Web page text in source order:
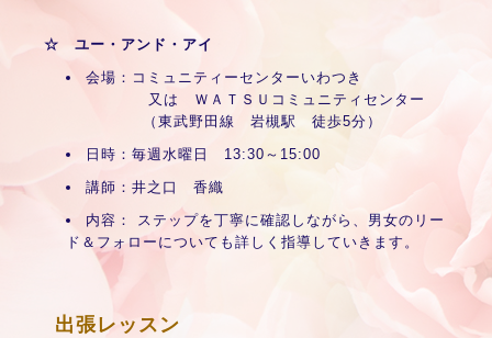
☆ ユー・アンド・アイ
会場：コミュニティーセンターいわつき
又は ＷＡＴＳＵコミュニティセンター
（東武野田線 岩槻駅 徒歩5分）
日時：毎週水曜日 13:30～15:00
講師：井之口 香織
内容： ステップを丁寧に確認しながら、男女のリー
ド＆フォローについても詳しく指導していきます。
出張レッスン